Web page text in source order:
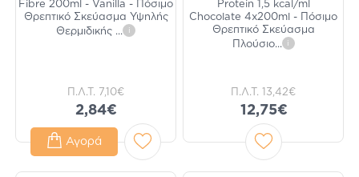
Fibre 200ml - Vanilla - Πόσιμο
Θρεπτικό Σκεύασμα Υψηλής
Θερμιδικής ... i
Π.Λ.Τ. 7,10€
2,84€
Αγορά
Protein 1,5 kcal/ml
Chocolate 4x200ml - Πόσιμο
Θρεπτικό Σκεύασμα
Πλούσιο... i
Π.Λ.Τ. 13,42€
12,75€